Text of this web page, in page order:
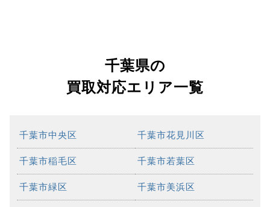
千葉県の
買取対応エリア一覧
千葉市中央区 千葉市花見川区
千葉市稲毛区 千葉市若葉区
千葉市緑区 千葉市美浜区